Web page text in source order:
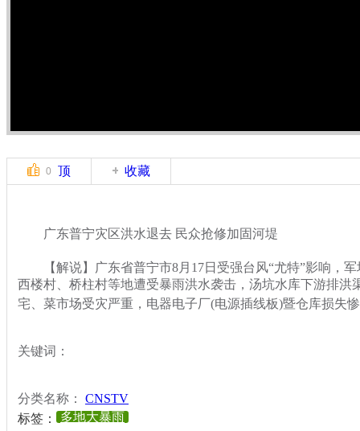
0 顶 收藏
广东普宁灾区洪水退去 民众抢修加固河堤
【解说】广东省普宁市8月17日受强台风“尤特”影响，军
西楼村、桥柱村等地遭受暴雨洪水袭击，汤坑水库下游排洪
宅、菜市场受灾严重，电器电子厂(电源插线板)暨仓库损失
关键词：
分类名称： CNSTV
标签：
多地大暴雨